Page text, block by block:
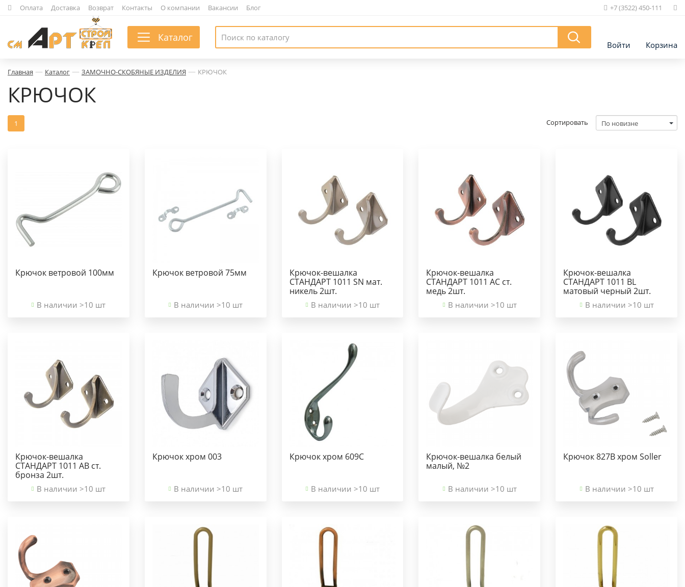
Оплата Доставка Возврат Контакты О компании Вакансии Блог +7 (3522) 450-111
Каталог
Войти Корзина
Главная — Каталог — ЗАМОЧНО-СКОБЯНЫЕ ИЗДЕЛИЯ — КРЮЧОК
КРЮЧОК
1 Сортировать
Крючок ветровой 100мм
В наличии >10 шт
Крючок ветровой 75мм
В наличии >10 шт
Крючок-вешалка
СТАНДАРТ 1011 SN мат.
никель 2шт.
В наличии >10 шт
Крючок-вешалка
СТАНДАРТ 1011 AС ст.
медь 2шт.
В наличии >10 шт
Крючок-вешалка
СТАНДАРТ 1011 BL
матовый черный 2шт.
В наличии >10 шт
Крючок-вешалка
СТАНДАРТ 1011 AB ст.
бронза 2шт.
В наличии >10 шт
Крючок хром 003
В наличии >10 шт
Крючок хром 609С
В наличии >10 шт
Крючок-вешалка белый
малый, №2
В наличии >10 шт
Крючок 827В хром Soller
В наличии >10 шт